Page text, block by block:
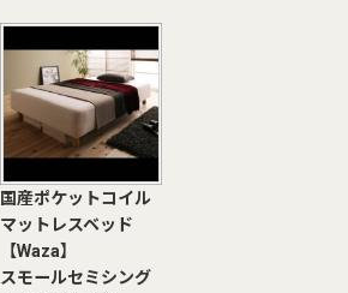
国産ポケットコイル
マットレスベッド
【Waza】
スモールセミシング